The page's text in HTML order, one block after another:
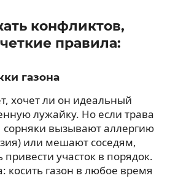
конфликтов,
правила:
газона
хочет ли он идеальный
лужайку. Но если трава
вызывают аллергию
или мешают соседям,
привести участок в порядок.
косить газон в любое время